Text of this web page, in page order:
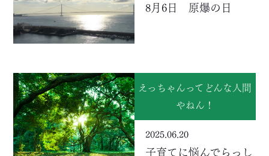
8月6日 原爆の日
えっちゃんってどんな人間
やねん！
2025.06.20
子育てに悩んでらっし